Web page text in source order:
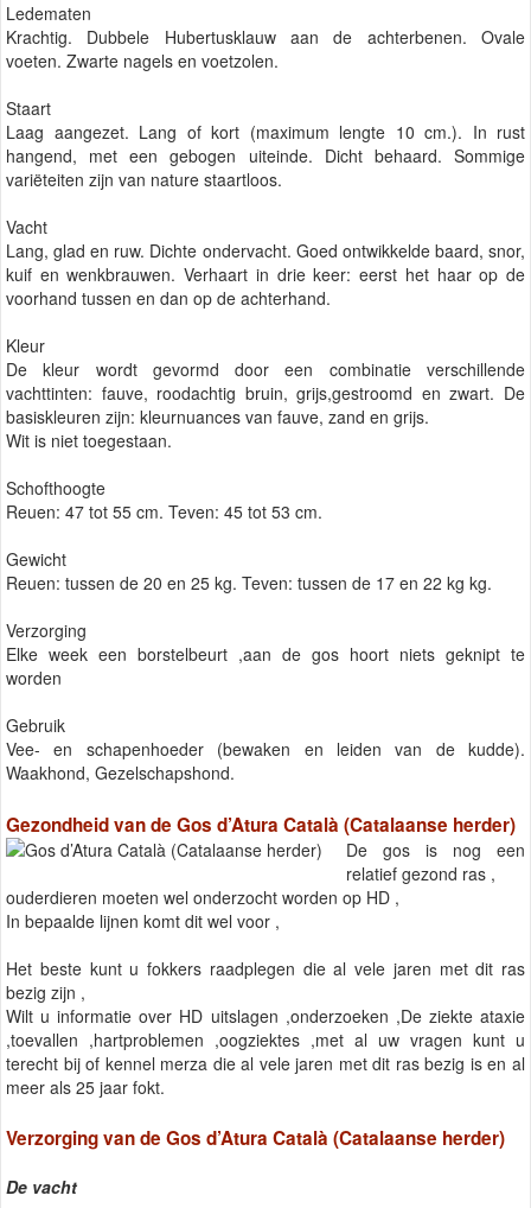
Ledematen
Krachtig. Dubbele Hubertusklauw aan de achterbenen. Ovale
voeten. Zwarte nagels en voetzolen.
Staart
Laag aangezet. Lang of kort (maximum lengte 10 cm.). In rust
hangend, met een gebogen uiteinde. Dicht behaard. Sommige
variëteiten zijn van nature staartloos.
Vacht
Lang, glad en ruw. Dichte ondervacht. Goed ontwikkelde baard, snor,
kuif en wenkbrauwen. Verhaart in drie keer: eerst het haar op de
voorhand tussen en dan op de achterhand.
Kleur
De kleur wordt gevormd door een combinatie verschillende
vachttinten: fauve, roodachtig bruin, grijs,gestroomd en zwart. De
basiskleuren zijn: kleurnuances van fauve, zand en grijs.
Wit is niet toegestaan.
Schofthoogte
Reuen: 47 tot 55 cm. Teven: 45 tot 53 cm.
Gewicht
Reuen: tussen de 20 en 25 kg. Teven: tussen de 17 en 22 kg kg.
Verzorging
Elke week een borstelbeurt ,aan de gos hoort niets geknipt te
worden
Gebruik
Vee- en schapenhoeder (bewaken en leiden van de kudde).
Waakhond, Gezelschapshond.
Gezondheid van de Gos d’Atura Català (Catalaanse herder)
De gos is nog een
relatief gezond ras ,
ouderdieren moeten wel onderzocht worden op HD ,
In bepaalde lijnen komt dit wel voor ,
Het beste kunt u fokkers raadplegen die al vele jaren met dit ras
bezig zijn ,
Wilt u informatie over HD uitslagen ,onderzoeken ,De ziekte ataxie
,toevallen ,hartproblemen ,oogziektes ,met al uw vragen kunt u
terecht bij of kennel merza die al vele jaren met dit ras bezig is en al
meer als 25 jaar fokt.
Verzorging van de Gos d’Atura Català (Catalaanse herder)
De vacht